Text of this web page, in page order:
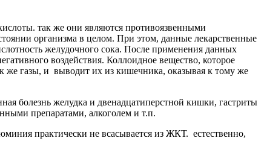
так же они являются противоязвенными
организма в целом. При этом, данные лекарственные
желудочного сока. После применения данных
воздействия. Коллоидное вещество, которое
же газы, и выводит их из кишечника, оказывая к тому же
болезнь желудка и двенадцатиперстной кишки, гастриты
препаратами, алкоголем и т.п.
практически не всасывается из ЖКТ. естественно,